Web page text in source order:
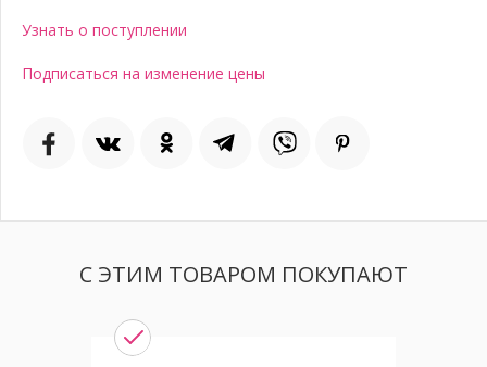
Узнать о поступлении
Подписаться на изменение цены
С ЭТИМ ТОВАРОМ ПОКУПАЮТ